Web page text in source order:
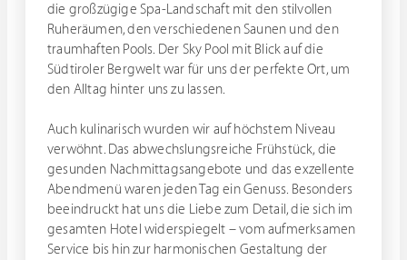
die großzügige Spa-Landschaft mit den stilvollen
Ruheräumen, den verschiedenen Saunen und den
traumhaften Pools. Der Sky Pool mit Blick auf die
Südtiroler Bergwelt war für uns der perfekte Ort, um
den Alltag hinter uns zu lassen.
Auch kulinarisch wurden wir auf höchstem Niveau
verwöhnt. Das abwechslungsreiche Frühstück, die
gesunden Nachmittagsangebote und das exzellente
Abendmenü waren jeden Tag ein Genuss. Besonders
beeindruckt hat uns die Liebe zum Detail, die sich im
gesamten Hotel widerspiegelt – vom aufmerksamen
Service bis hin zur harmonischen Gestaltung der